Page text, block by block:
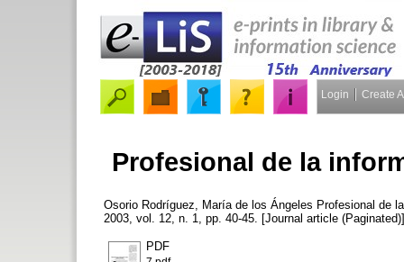
Login Create
Profesional de la
Osorio Rodríguez, María de los Ángeles Profesional de
2003, vol. 12, n. 1, pp. 40-45. [Journal article (Paginated)]
PDF